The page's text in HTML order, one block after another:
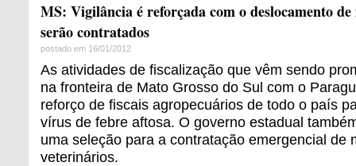
MS: Vigilância é reforçada com o deslocamento
serão contratados
postado em 16/01/2012
As atividades de fiscalização que vêm sendo
na fronteira de Mato Grosso do Sul com o
reforço de fiscais agropecuários de todo o país
vírus de febre aftosa. O governo estadual
uma seleção para a contratação emergencial de
veterinários.